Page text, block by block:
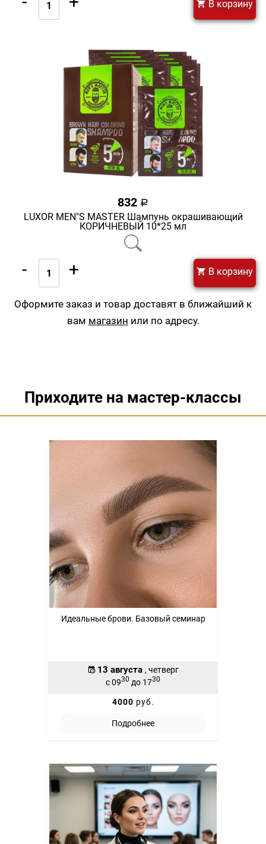
В корзину
832 a
LUXOR MEN"S MASTER Шампунь окрашивающий
КОРИЧНЕВЫЙ 10*25 мл
- + В корзину
Оформите заказ и товар доставят в ближайший к
вам магазин или по адресу.
Приходите на мастер-классы
Идеальные брови. Базовый семинар
13 августа , четверг
с 0930 до 1730
4000 руб.
Подробнее